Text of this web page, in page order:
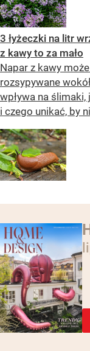
3 łyżeczki na litr
z kawy to za mało
Napar z kawy
rozsypywane
wpływa na
i czego unikać, by